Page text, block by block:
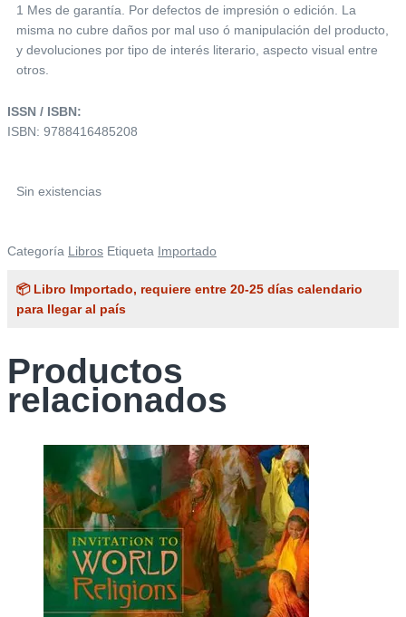
1 Mes de garantía. Por defectos de impresión o edición. La
misma no cubre daños por mal uso ó manipulación del producto,
y devoluciones por tipo de interés literario, aspecto visual entre
otros.
ISSN / ISBN:
ISBN: 9788416485208
Sin existencias
Categoría Libros Etiqueta Importado
📦 Libro Importado, requiere entre 20-25 días calendario
para llegar al país
Productos
relacionados